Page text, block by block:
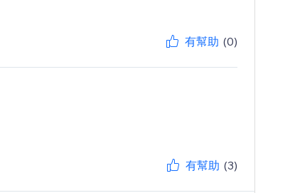
有幫助 (0)
有幫助 (3)